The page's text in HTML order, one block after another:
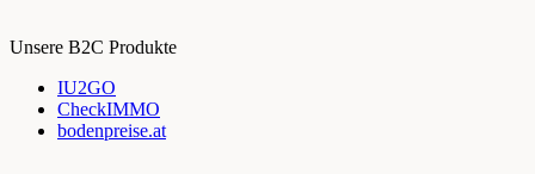
Unsere B2C Produkte
IU2GO
CheckIMMO
bodenpreise.at